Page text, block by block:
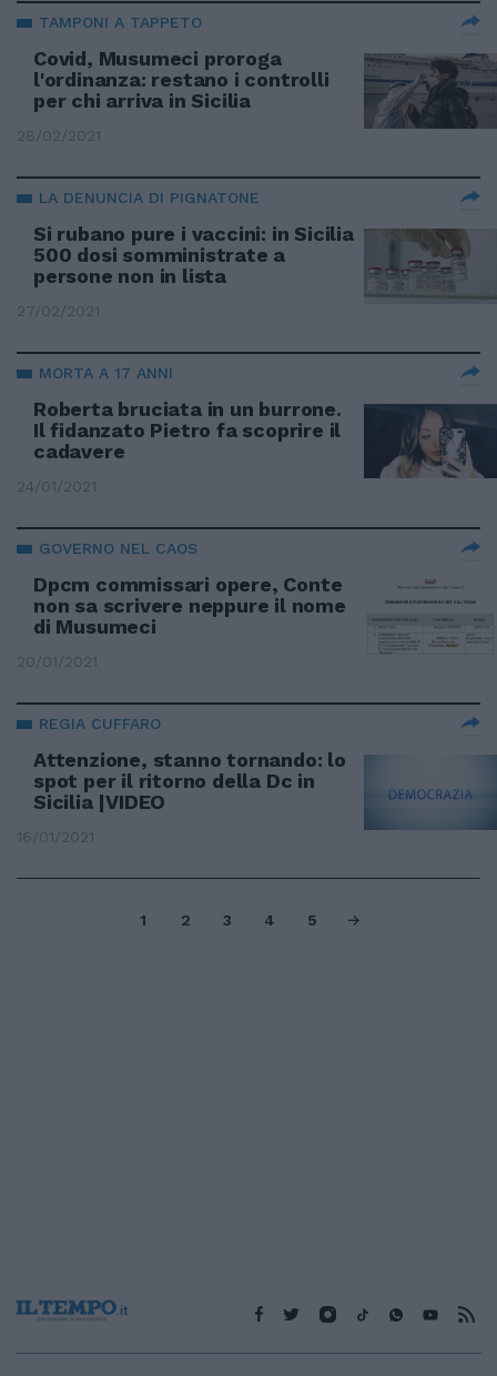
TAMPONI A TAPPETO
Covid, Musumeci proroga
l'ordinanza: restano i controlli
per chi arriva in Sicilia
28/02/2021
LA DENUNCIA DI PIGNATONE
Si rubano pure i vaccini: in Sicilia
500 dosi somministrate a
persone non in lista
27/02/2021
MORTA A 17 ANNI
Roberta bruciata in un burrone.
Il fidanzato Pietro fa scoprire il
cadavere
24/01/2021
GOVERNO NEL CAOS
Dpcm commissari opere, Conte
non sa scrivere neppure il nome
di Musumeci
20/01/2021
REGIA CUFFARO
Attenzione, stanno tornando: lo
spot per il ritorno della Dc in
Sicilia |VIDEO
16/01/2021
1 2 3 4 5